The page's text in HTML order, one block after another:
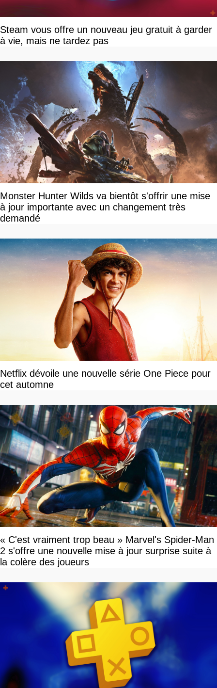
Steam vous offre un nouveau jeu gratuit à garder
à vie, mais ne tardez pas
Monster Hunter Wilds va bientôt s'offrir une mise
à jour importante avec un changement très
demandé
Netflix dévoile une nouvelle série One Piece pour
cet automne
« C'est vraiment trop beau » Marvel's Spider-Man
2 s'offre une nouvelle mise à jour surprise suite à
la colère des joueurs